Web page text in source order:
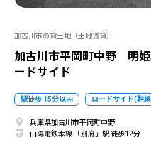
加古川市の貸土地（土地賃貸）
加古川市平岡町中野 明
ードサイド
駅徒歩 15分以内 ロードサイド(幹
兵庫県加古川市平岡町中野
山陽電鉄本線 「別府」駅 徒歩12分